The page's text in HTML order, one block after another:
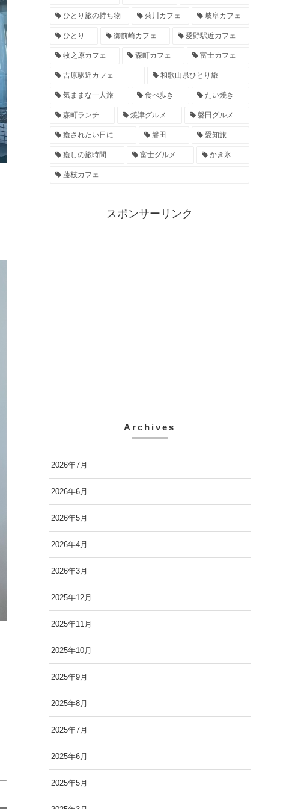
ひとり旅の持ち物 菊川カフェ 岐阜カフェ
ひとり 御前崎カフェ 愛野駅近カフェ
牧之原カフェ 森町カフェ 富士カフェ
吉原駅近カフェ 和歌山県ひとり旅
気ままな一人旅 食べ歩き たい焼き
森町ランチ 焼津グルメ 磐田グルメ
癒されたい日に 磐田 愛知旅
癒しの旅時間 富士グルメ かき氷
藤枝カフェ
スポンサーリンク
Archives
2026年7月
2026年6月
2026年5月
2026年4月
2026年3月
2025年12月
2025年11月
2025年10月
2025年9月
2025年8月
2025年7月
2025年6月
2025年5月